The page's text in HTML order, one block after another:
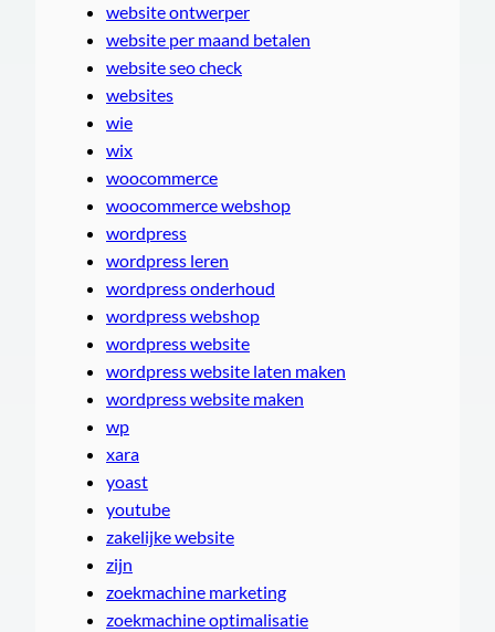
website ontwerper
website per maand betalen
website seo check
websites
wie
wix
woocommerce
woocommerce webshop
wordpress
wordpress leren
wordpress onderhoud
wordpress webshop
wordpress website
wordpress website laten maken
wordpress website maken
wp
xara
yoast
youtube
zakelijke website
zijn
zoekmachine marketing
zoekmachine optimalisatie